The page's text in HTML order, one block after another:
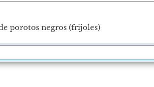
porotos negros (frijoles)